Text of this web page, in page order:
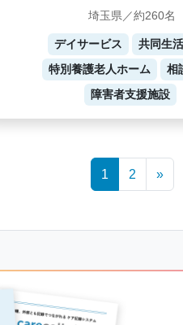
埼玉県／約260名
デイサービス
共同生
特別養護老人ホーム
相
障害者支援施設
1 2 »